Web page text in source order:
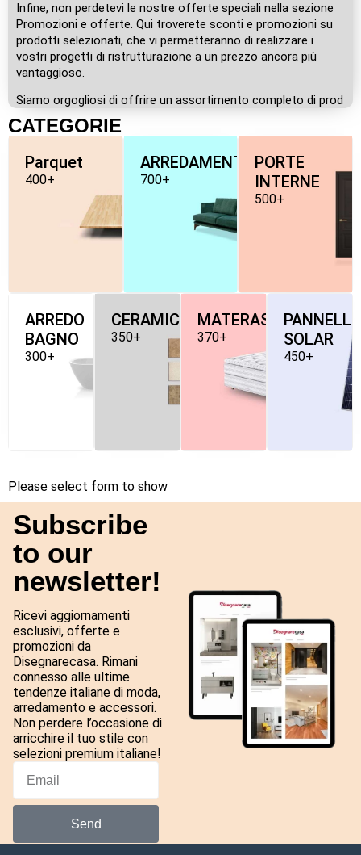
Infine, non perdetevi le nostre offerte speciali nella sezione
Promozioni e offerte. Qui troverete sconti e promozioni su
prodotti selezionati, che vi permetteranno di realizzare i
vostri progetti di ristrutturazione a un prezzo ancora più
vantaggioso.
Siamo orgogliosi di offrire un assortimento completo di prod
CATEGORIE
Parquet
400+
ARREDAMENTO
700+
PORTE
INTERNE
500+
ARREDO
BAGNO
300+
CERAMICHE
350+
MATERASSI
370+
PANNELLI-
SOLAR
450+
Please select form to show
Subscribe
to our
newsletter!
Ricevi aggiornamenti
esclusivi, offerte e
promozioni da
Disegnarecasa. Rimani
connesso alle ultime
tendenze italiane di moda,
arredamento e accessori.
Non perdere l’occasione di
arricchire il tuo stile con
selezioni premium italiane!
Send